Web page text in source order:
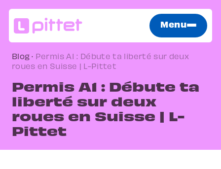
Menu
Blog · Permis A1 : Débute ta liberté sur deux
roues en Suisse | L-Pittet
Permis A1 : Débute ta
liberté sur deux
roues en Suisse | L-
Pittet